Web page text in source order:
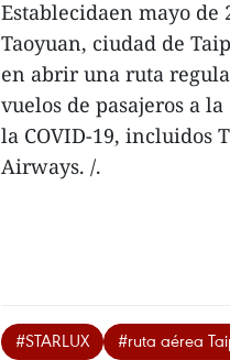
Establecidaen mayo
Taoyuan, ciudad de
en abrir una ruta
vuelos de pasajeros a
la COVID-19, incluidos
Airways. /.
#STARLUX #ruta aérea